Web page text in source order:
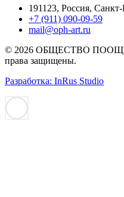
191123, Россия,
+7 (911) 090-09-59
mail@oph-art.ru
© 2026 ОБЩЕСТВО
права защищены.
Разработка: InRus Studio